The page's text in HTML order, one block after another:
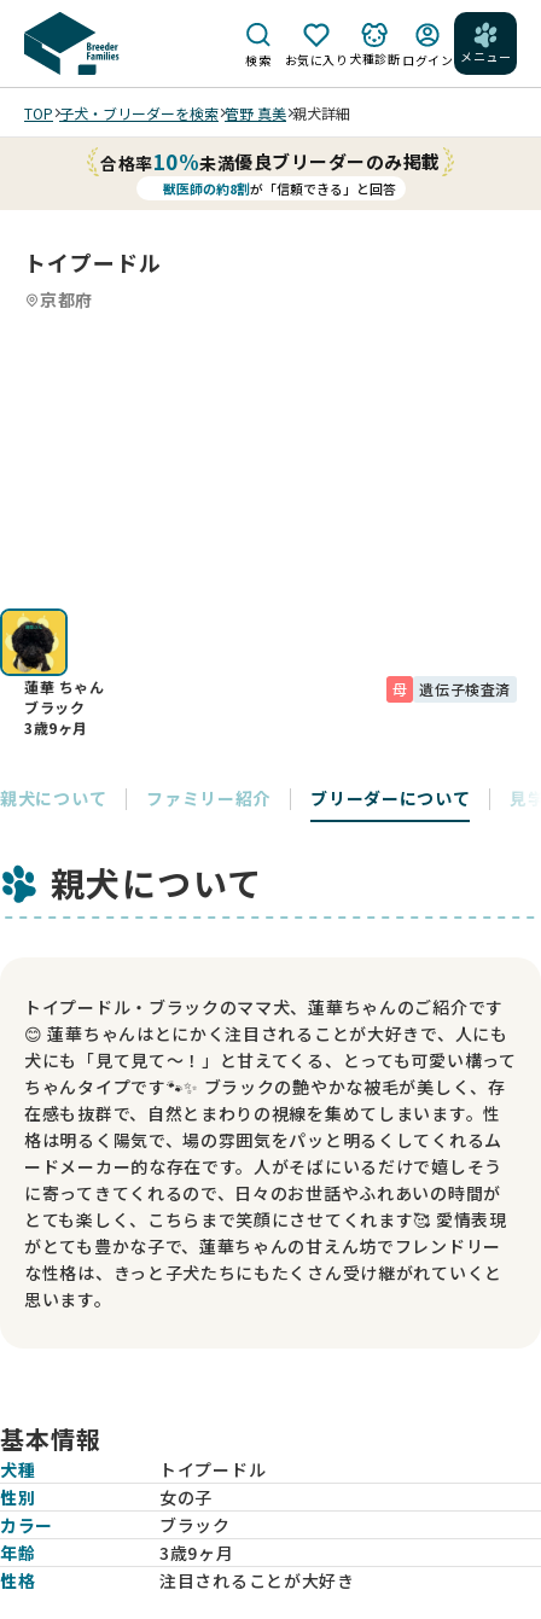
検索 お気に入り 犬種診断 ログイン メニュー
TOP 子犬・ブリーダーを検索 管野 真美 親犬詳細
合格率10%未満優良ブリーダーのみ掲載
獣医師の約8割が「信頼できる」と回答
トイプードル
京都府
蓮華 ちゃん
ブラック
3歳9ヶ月
母 遺伝子検査済
親犬について ファミリー紹介 ブリーダーについて 見
親犬について
トイプードル・ブラックのママ犬、蓮華ちゃんのご紹介です
😊 蓮華ちゃんはとにかく注目されることが大好きで、人にも
犬にも「見て見て〜！」と甘えてくる、とっても可愛い構って
ちゃんタイプです🐾✨ ブラックの艶やかな被毛が美しく、存
在感も抜群で、自然とまわりの視線を集めてしまいます。性
格は明るく陽気で、場の雰囲気をパッと明るくしてくれるム
ードメーカー的な存在です。人がそばにいるだけで嬉しそう
に寄ってきてくれるので、日々のお世話やふれあいの時間が
とても楽しく、こちらまで笑顔にさせてくれます🥰 愛情表現
がとても豊かな子で、蓮華ちゃんの甘えん坊でフレンドリー
な性格は、きっと子犬たちにもたくさん受け継がれていくと
思います。
基本情報
犬種
トイプードル
性別
女の子
カラー
ブラック
年齢
3歳9ヶ月
性格
注目されることが大好き